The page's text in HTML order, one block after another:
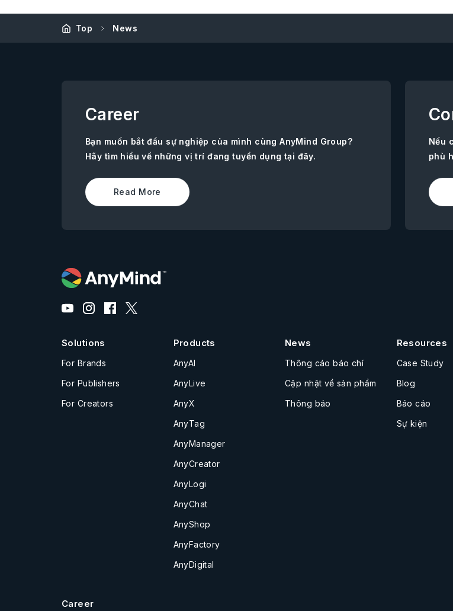
Top News
Career
Bạn muốn bắt đầu sự nghiệp của mình cùng AnyMind Group?
Hãy tìm hiểu về những vị trí đang tuyển dụng tại đây.
Read More
Nếu
phù
Solutions
For Brands
For Publishers
For Creators
Products
AnyAI
AnyLive
AnyX
AnyTag
AnyManager
AnyCreator
AnyLogi
AnyChat
AnyShop
AnyFactory
AnyDigital
News
Thông cáo báo chí
Cập nhật về sản phẩm
Thông báo
Resources
Case Study
Blog
Báo cáo
Sự kiện
Career